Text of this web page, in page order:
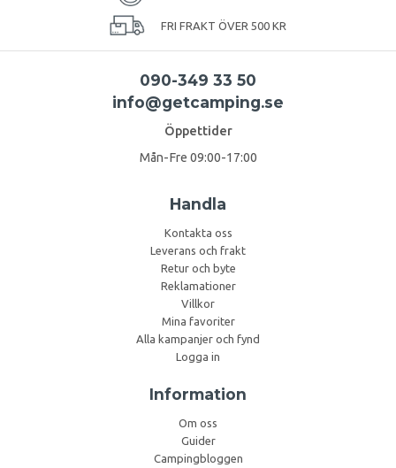
FRI FRAKT ÖVER 500 KR
090-349 33 50
info@getcamping.se
Öppettider
Mån-Fre 09:00-17:00
Handla
Kontakta oss
Leverans och frakt
Retur och byte
Reklamationer
Villkor
Mina favoriter
Alla kampanjer och fynd
Logga in
Information
Om oss
Guider
Campingbloggen